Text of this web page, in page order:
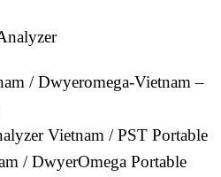
/ Dwyeromega-Vietnam –
Vietnam / PST Portable
/ DwyerOmega Portable